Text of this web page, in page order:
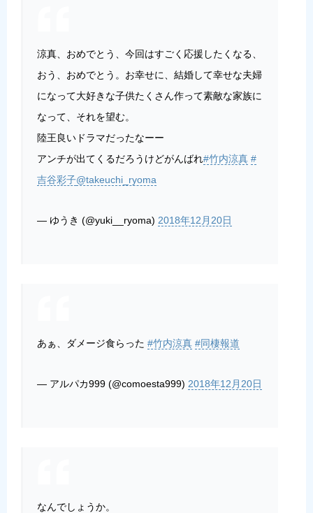
涼真、おめでとう、今回はすごく応援したくなる、
おう、おめでとう。お幸せに、結婚して幸せな夫婦
になって大好きな子供たくさん作って素敵な家族に
なって、それを望む。
陸王良いドラマだったなーー
アンチが出てくるだろうけどがんばれ#竹内涼真 #
吉谷彩子@takeuchi_ryoma
— ゆうき (@yuki__ryoma) 2018年12月20日
あぁ、ダメージ食らった #竹内涼真 #同棲報道
— アルパカ999 (@comoesta999) 2018年12月20日
なんでしょうか。